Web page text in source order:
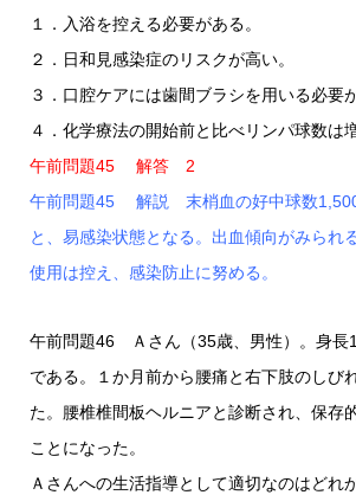
１．入浴を控える必要がある。
２．日和見感染症のリスクが高い。
３．口腔ケアには歯間ブラシを用いる必要
４．化学療法の開始前と比べリンパ球数は
午前問題45 解答 2
午前問題45 解説 末梢血の好中球数
と、易感染状態となる。出血傾向がみられ
使用は控え、感染防止に努める。
午前問題46 Ａさん（35歳、男性）。身長
である。１か月前から腰痛と右下肢のしび
た。腰椎椎間板ヘルニアと診断され、保存
ことになった。
Ａさんへの生活指導として適切なのはどれか